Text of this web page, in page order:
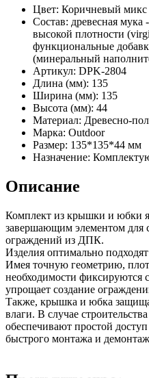
Цвет: Коричневый микс
Состав: древесная
высокой плотности
функциональные
(минеральный
Артикул: DPK-2804
Длина (мм): 135
Ширина (мм): 135
Высота (мм): 44
Материал: Древесно-
Марка: Outdoor
Размер: 135*135*44 мм
Назначение:
Описание
Комплект из крышки и юбки
завершающим элементом для
ограждений из ДПК.
Изделия оптимально
Имея точную геометрию,
необходимости фиксируются
упрощает создание
Также, крышка и юбка
влаги. В случае
обеспечивают простой
быстрого монтажа и